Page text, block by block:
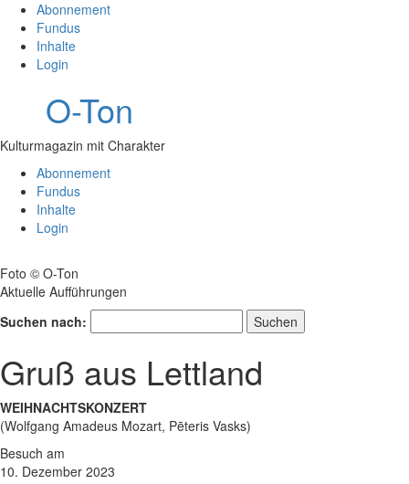
Abonnement
Fundus
Inhalte
Login
O-Ton
Kulturmagazin mit Charakter
Abonnement
Fundus
Inhalte
Login
Foto © O-Ton
Aktuelle Aufführungen
Suchen nach:
Gruß aus Lettland
WEIHNACHTSKONZERT
(Wolfgang Amadeus Mozart, Pēteris Vasks)
Besuch am
10. Dezember 2023